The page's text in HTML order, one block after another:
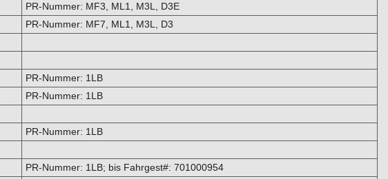
PR-Nummer: MF3, ML1, M3L, D3E
PR-Nummer: MF7, ML1, M3L, D3
PR-Nummer: 1LB
PR-Nummer: 1LB
PR-Nummer: 1LB
PR-Nummer: 1LB; bis Fahrgest#: 701000954